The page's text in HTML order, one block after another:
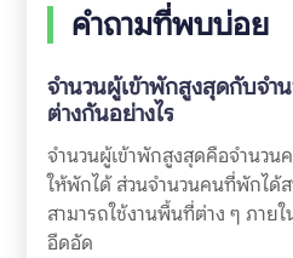
คำถามที่พบบ่อย
จำนวนผู้เข้าพักสูงสุดกับจำ
ต่างกันอย่างไร
จำนวนผู้เข้าพักสูงสุดคือจำนว
ให้พักได้ ส่วนจำนวนคนที่พักได้
สามารถใช้งานพื้นที่ต่าง ๆ ภาย
อึดอัด